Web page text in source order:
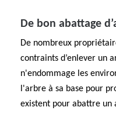
De bon abattage
De nombreux
contraints d’enlever un
n'endommage les
l'arbre à sa base pour
existent pour abattre un